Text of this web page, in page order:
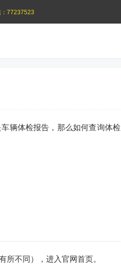
辆体检报告，那么如何查询体检
所不同），进入官网首页。
77237523